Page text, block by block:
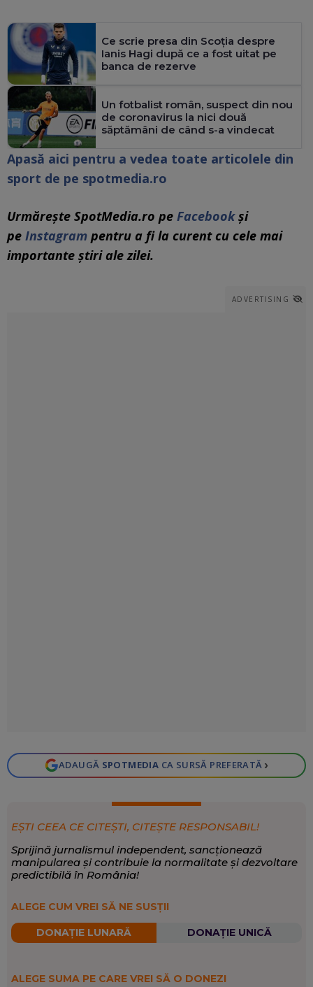
Ce scrie presa din Scoția despre
Ianis Hagi după ce a fost uitat pe
banca de rezerve
Un fotbalist român, suspect din nou
de coronavirus la nici două
săptămâni de când s-a vindecat
Apasă aici pentru a vedea toate articolele din
sport de pe spotmedia.ro
Urmărește SpotMedia.ro pe Facebookși
pe Instagram pentru a fi la curent cu cele mai
importante știri ale zilei.
ADVERTISING
ADAUGĂ SPOTMEDIA CA SURSĂ PREFERATĂ ›
EȘTI CEEA CE CITEȘTI, CITEȘTE RESPONSABIL!
Sprijină jurnalismul independent, sancționează
manipularea și contribuie la normalitate și dezvoltare
predictibilă în România!
ALEGE CUM VREI SĂ NE SUSȚII
DONAȚIE LUNARĂ DONAȚIE UNICĂ
ALEGE SUMA PE CARE VREI SĂ O DONEZI